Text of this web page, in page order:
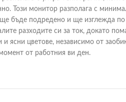
Този монитор разполага с
ще бъде подредено и ще изглежда
разходите си за ток, докато
ясни цветове, независимо от
от работния ви ден.